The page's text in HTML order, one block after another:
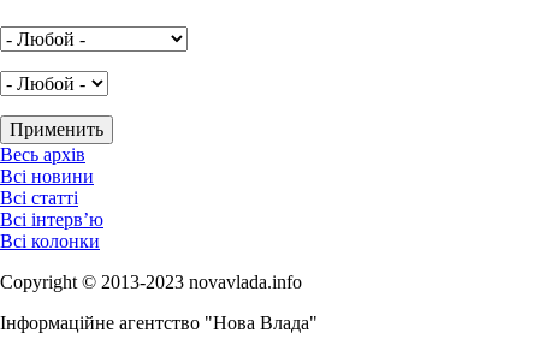
Весь архів
Всі новини
Всі статті
Всі інтерв’ю
Всі колонки
Copyright © 2013-2023 novavlada.info
Інформаційне агентство "Нова Влада"